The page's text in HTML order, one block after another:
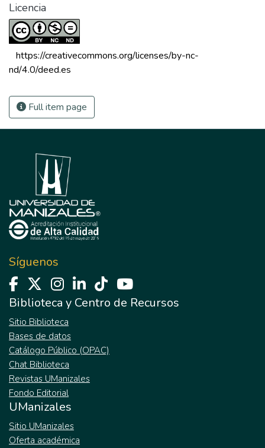
Licencia
https://creativecommons.org/licenses/by-nc-
nd/4.0/deed.es
Full item page
Síguenos
Biblioteca y Centro de Recursos
Sitio Biblioteca
Bases de datos
Catálogo Público (OPAC)
Chat Biblioteca
Revistas UManizales
Fondo Editorial
UManizales
Sitio UManizales
Oferta académica